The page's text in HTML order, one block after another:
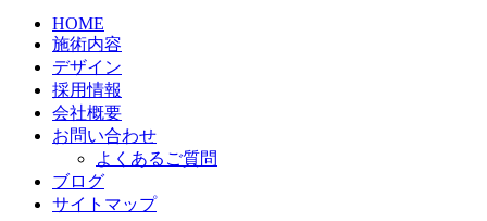
HOME
施術内容
デザイン
採用情報
会社概要
お問い合わせ
よくあるご質問
ブログ
サイトマップ